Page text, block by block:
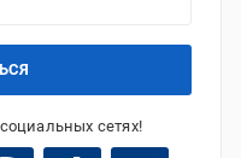
сетях!